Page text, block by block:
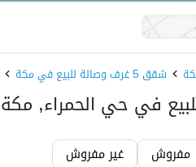
شقق 5 غرف وصالة للبيع في مكة
مفروش غير مفروش